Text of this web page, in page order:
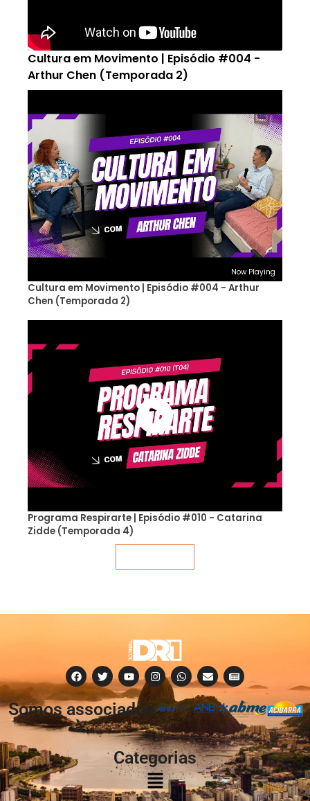
Cultura em Movimento | Episódio #004 -
Arthur Chen (Temporada 2)
Now Playing
Cultura em Movimento | Episódio #004 - Arthur
Chen (Temporada 2)
Programa Respirarte | Episódio #010 - Catarina
Zidde (Temporada 4)
Somos associados
à:
Categorias